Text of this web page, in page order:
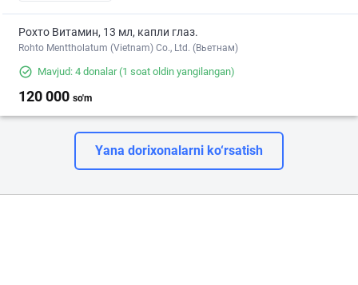
Рохто Витамин, 13 мл, капли глаз.
Rohto Menttholatum (Vietnam) Co., Ltd. (Вьетнам)
Mavjud: 4 donalar(1 soat oldin yangilangan)
120 000 so'm
Yana dorixonalarni ko‘rsatish